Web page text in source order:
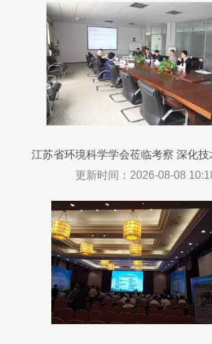
江苏省环境科学学会莅临考察 深化
色发展
更新时间：2026-08-08